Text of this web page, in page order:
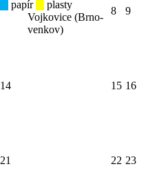
papír
plasty
Vojkovice (Brno-
venkov)
8 9
14 15 16
21 22 23